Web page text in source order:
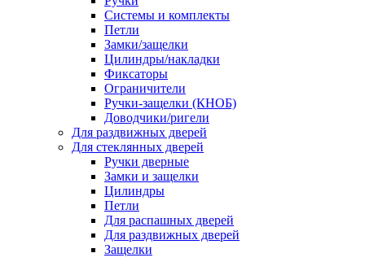
Системы и комплекты
Петли
Замки/защелки
Цилиндры/накладки
Фиксаторы
Ограничители
Ручки-защелки (КНОБ)
Доводчики/ригели
Для раздвижных дверей
Для стеклянных дверей
Ручки дверные
Замки и защелки
Цилиндры
Петли
Для распашных дверей
Для раздвижных дверей
Защелки